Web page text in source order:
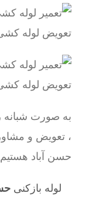
به صورت
، تعویض و
حسن آباد
لوله بازکنی